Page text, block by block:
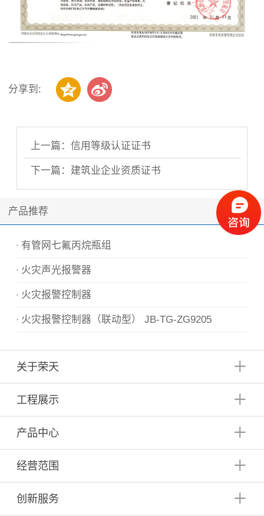
分享到:
上一篇：信用等级认证证书
下一篇：建筑业企业资质证书
产品推荐
有管网七氟丙烷瓶组
火灾声光报警器
火灾报警控制器
火灾报警控制器（联动型） JB-TG-ZG9205
关于荣天
工程展示
产品中心
经营范围
创新服务